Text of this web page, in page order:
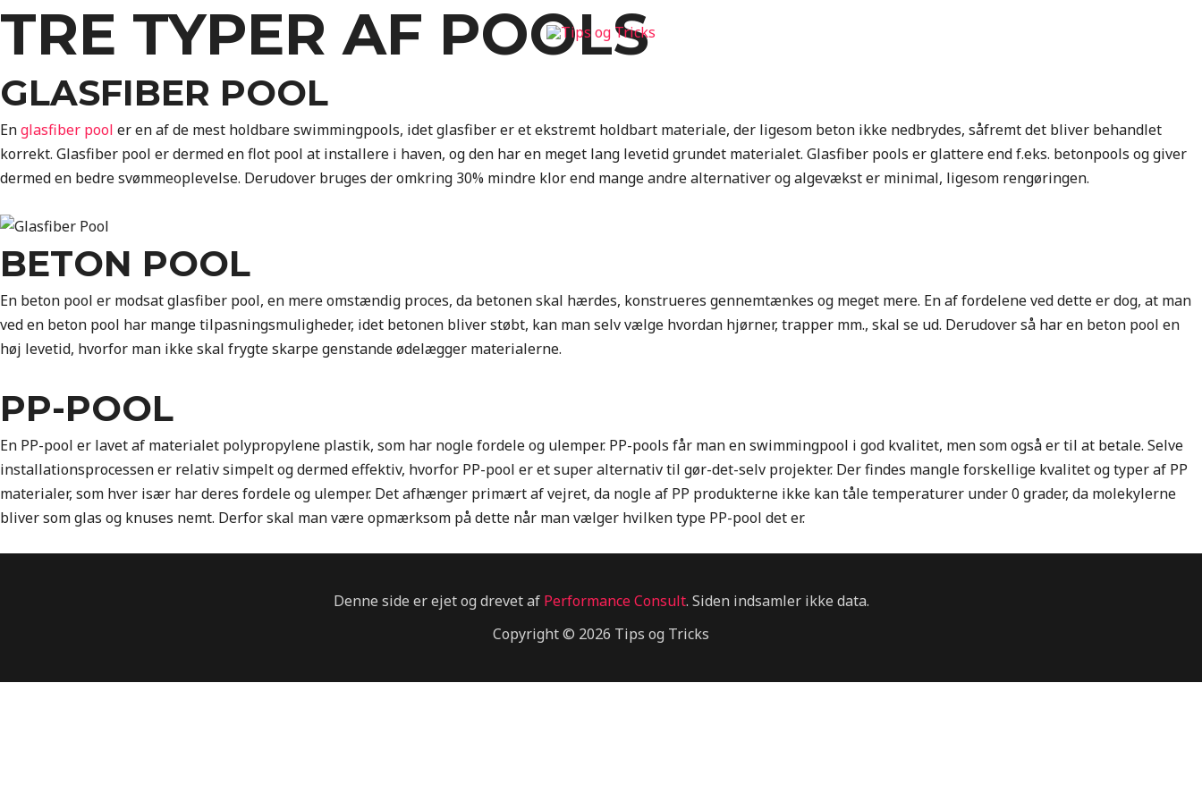
TRE TYPER AF POOLS
GLASFIBER POOL
Englasfiber pool er en af de mest holdbare swimmingpools, idet glasfiber er et ekstremt holdbart materiale, der ligesom beton ikke nedbrydes, såfremt det bliver behandlet
korrekt. Glasfiber pool er dermed en flot pool at installere i haven, og den har en meget lang levetid grundet materialet. Glasfiber pools er glattere end f.eks. betonpools og giver
dermed en bedre svømmeoplevelse. Derudover bruges der omkring 30% mindre klor end mange andre alternativer og algevækst er minimal, ligesom rengøringen.
BETON POOL
En beton pool er modsat glasfiber pool, en mere omstændig proces, da betonen skal hærdes, konstrueres gennemtænkes og meget mere. En af fordelene ved dette er dog, at man
ved en beton pool har mange tilpasningsmuligheder, idet betonen bliver støbt, kan man selv vælge hvordan hjørner, trapper mm., skal se ud. Derudover så har en beton pool en
høj levetid, hvorfor man ikke skal frygte skarpe genstande ødelægger materialerne.
PP-POOL
En PP-pool er lavet af materialet polypropylene plastik, som har nogle fordele og ulemper. PP-pools får man en swimmingpool i god kvalitet, men som også er til at betale. Selve
installationsprocessen er relativ simpelt og dermed effektiv, hvorfor PP-pool er et super alternativ til gør-det-selv projekter. Der findes mangle forskellige kvalitet og typer af PP
materialer, som hver især har deres fordele og ulemper. Det afhænger primært af vejret, da nogle af PP produkterne ikke kan tåle temperaturer under 0 grader, da molekylerne
bliver som glas og knuses nemt. Derfor skal man være opmærksom på dette når man vælger hvilken type PP-pool det er.
Denne side er ejet og drevet af Performance Consult. Siden indsamler ikke data.
Copyright © 2026 Tips og Tricks